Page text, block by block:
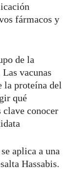
fármacos y
de la
vacunas
la proteína del
qué
clave conocer
aplica a una
Hassabis.